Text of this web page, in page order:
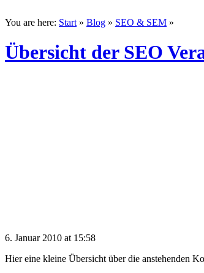
You are here: Start » Blog » SEO & SEM »
Übersicht der SEO
6. Januar 2010 at 15:58
Hier eine kleine Übersicht über die anstehenden